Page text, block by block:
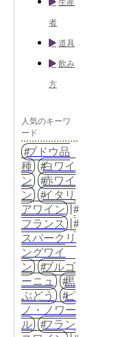
者
道具
飲み
方
人気のキーワ
ード
ブドウ品
種
白ワイ
ン
赤ワイ
ン
イタリ
アワイン
フランス
スパークリ
ングワイ
ン
ブルゴ
ーニュ
黒
ぶどう
ピ
ノ・ノワー
ル
フラン